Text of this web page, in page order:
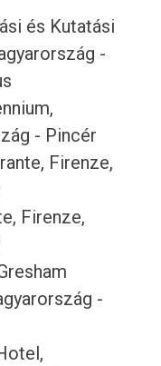
és Kutatási
-
- Pincér
Firenze,
Firenze,
-